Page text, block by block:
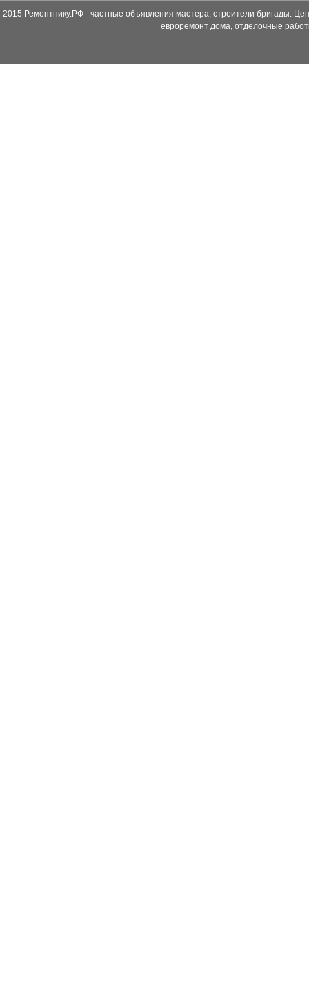
2015 Ремонтнику.РФ - частные объявления мастера, строители бригады.
евроремонт дома, отделочные